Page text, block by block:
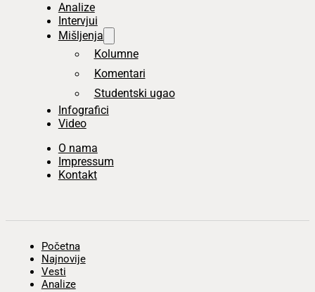
Analize
Intervjui
Mišljenja
Kolumne
Komentari
Studentski ugao
Infografici
Video
O nama
Impressum
Kontakt
Početna
Najnovije
Vesti
Analize